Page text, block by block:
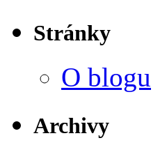
Stránky
O blogu
Archivy